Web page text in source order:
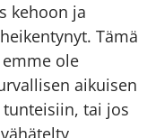
kehoon ja
Tämä
ole
aikuisen
tai jos